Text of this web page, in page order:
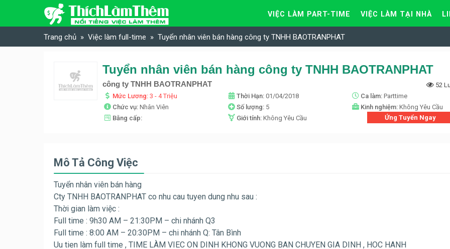
Skip to content
VIỆC LÀM PART-TIME VIỆC LÀM TẠI NHÀ
Trang chủ Việc làm full-time Tuyển nhân viên bán hàng công ty TNHH BAOTRANPHAT
Tuyển nhân viên bán hàng công ty TNHH BAOTRANPHAT
công ty TNHH BAOTRANPHAT
52
Mức Lương: 3 - 4 Triệu Thời Hạn: 01/04/2018 Ca làm: Parttime
Chức vụ: Nhân Viên Số lượng: 5 Kinh nghiệm: Không Yêu Cầu
Bằng cấp:
Giới tính: Không Yêu Cầu Ứng Tuyển Ngay
Mô Tả Công Việc
Tuyển nhân viên bán hàng
Cty TNHH BAOTRANPHAT co nhu cau tuyen dung nhu sau :
Thời gian làm việc :
Full time : 9h30 AM – 21:30PM – chi nhánh Q3
Full time : 8:00 AM – 20:30PM – chi nhánh Q: Tân Bình
Uu tien làm full time , TIME LÀM VIEC ON DINH KHONG VUONG BAN CHUYEN GIA DINH , HOC HANH